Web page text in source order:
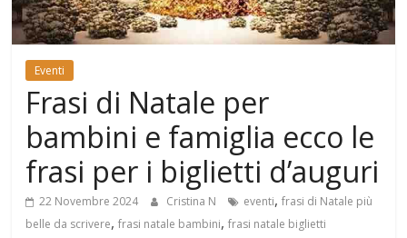
Mondo
Eventi
Frasi di Natale per
bambini e famiglia ecco le
frasi per i biglietti d’auguri
22 Novembre 2024 Cristina N eventi,frasi di Natale più
belle da scrivere,frasi natale bambini,frasi natale biglietti